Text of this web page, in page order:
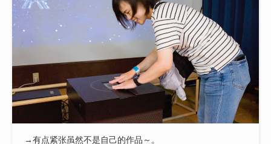
→有点紧张虽然不是自己的作品～。